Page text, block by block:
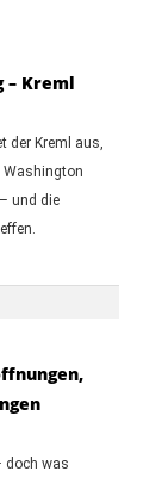
Kreml
der Kreml aus,
Washington
und die
doch was